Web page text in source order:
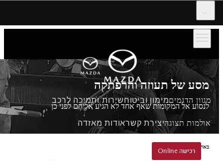
מגוון הדגמיםמימון וביטוחשירות ותמיכה לרכב
אולמות תצוגהיצירת קשראודות מאזדה
רכישה Online
מסע של תעוזה והרפתקה
לנסוע אל המקומות שאף אחד לא הגיע אליהם לפני כן
באהבה ובאומץ מהירושימה